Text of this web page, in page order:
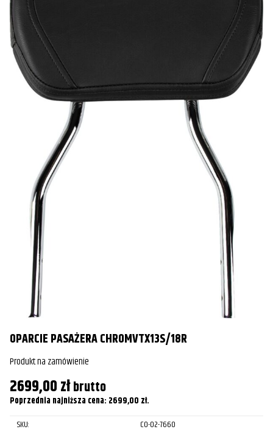
OPARCIE PASAŻERA CHROMVTX13S/18R
Produkt na zamówienie
2699,00złbrutto
Poprzednia najniższa cena: 2699,00 zł.
SKU:
CO-02-7660